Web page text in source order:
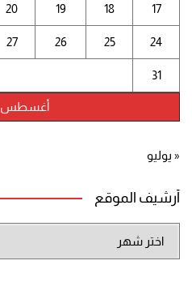
أغسطس 2026
17
18
19
20
24
25
26
27
31
« يوليو
أرشيف الموقع
الموقع